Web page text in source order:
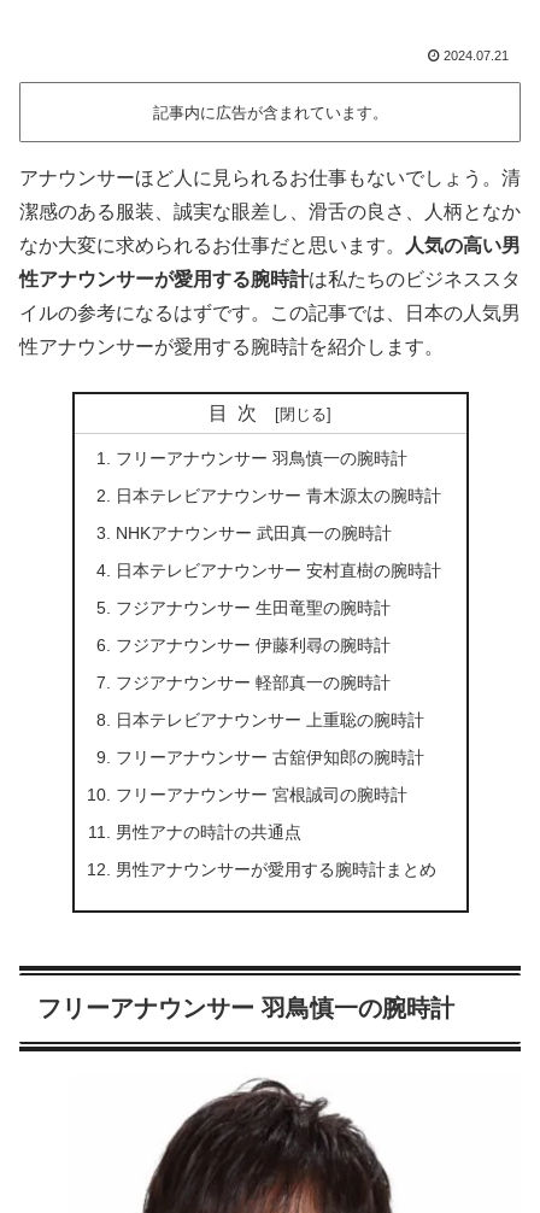
2024.07.21
記事内に広告が含まれています。
アナウンサーほど人に見られるお仕事もないでしょう。清
潔感のある服装、誠実な眼差し、滑舌の良さ、人柄となか
なか大変に求められるお仕事だと思います。
人気の高い男
性アナウンサーが愛用する腕時計は私たちのビジネススタ
イルの参考になるはずです。この記事では、日本の人気男
性アナウンサーが愛用する腕時計を紹介します。
目次
フリーアナウンサー 羽鳥慎一の腕時計
日本テレビアナウンサー 青木源太の腕時計
NHKアナウンサー 武田真一の腕時計
日本テレビアナウンサー 安村直樹の腕時計
フジアナウンサー 生田竜聖の腕時計
フジアナウンサー 伊藤利尋の腕時計
フジアナウンサー 軽部真一の腕時計
日本テレビアナウンサー 上重聡の腕時計
フリーアナウンサー 古舘伊知郎の腕時計
フリーアナウンサー 宮根誠司の腕時計
男性アナの時計の共通点
男性アナウンサーが愛用する腕時計まとめ
フリーアナウンサー 羽鳥慎一の腕時計